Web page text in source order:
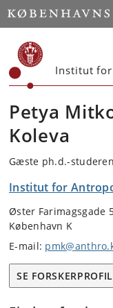
Start
Institut
Petya
Koleva
Gæste ph.d.-
Institut for
Øster Farimagsgade
København K
E-mail:
SE